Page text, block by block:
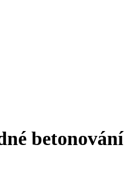
betonování